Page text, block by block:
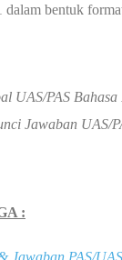
dalam bentuk
UAS/PAS
Jawaban UAS/
:
Jawaban PAS/